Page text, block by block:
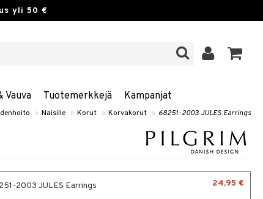
yli 50 €
Vauva Tuotemerkkejä Kampanjat
» Naisille » Korut » Korvakorut » 68251-2003 JULES Earrings
2003 JULES Earrings 24,95 €